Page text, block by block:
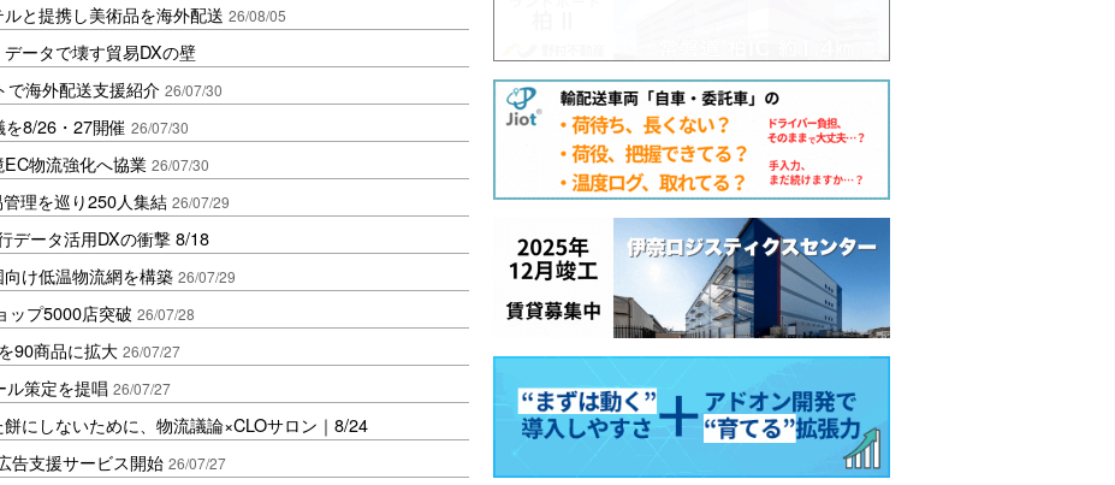
と提携し美術品を海外配送 26/08/05
ータで壊す貿易DXの壁
海外配送支援紹介 26/07/30
8/26・27開催 26/07/30
物流強化へ協業 26/07/30
理を巡り250人集結 26/07/29
データ活用DXの衝撃 8/18
け低温物流網を構築 26/07/29
ップ5000店突破 26/07/28
90商品に拡大 26/07/27
ル策定を提唱 26/07/27
にしないために、物流議論×CLOサロン｜8/24
告支援サービス開始 26/07/27